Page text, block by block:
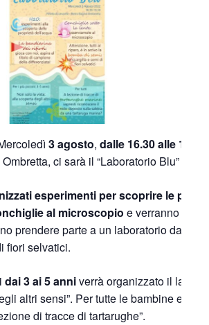
3 agosto, dalle 16.30 alle
ci sarà il “Laboratorio Blu”
esperimenti per scoprire le
al microscopio e verranno
prendere parte a un laboratorio dal
fiori selvatici.
dai 3 ai 5 anniverrà organizzato il
altri sensi”. Per tutte le bambine e i
di tracce di tartarughe”.